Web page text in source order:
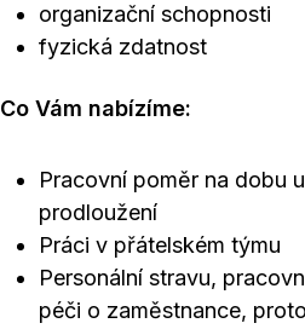
organizační schopnosti
fyzická zdatnost
Co Vám nabízíme:
Pracovní poměr na dobu
prodloužení
Práci v přátelském týmu
Personální stravu,
péči o zaměstnance,